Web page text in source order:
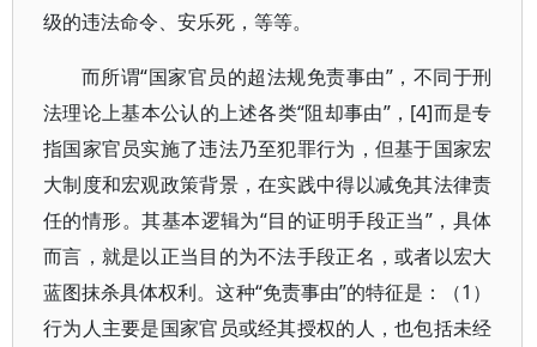
级的违法命令、安乐死，等等。
而所谓“国家官员的超法规免责事由”，不同于刑
法理论上基本公认的上述各类“阻却事由”，[4]而是专
指国家官员实施了违法乃至犯罪行为，但基于国家宏
大制度和宏观政策背景，在实践中得以减免其法律责
任的情形。其基本逻辑为“目的证明手段正当”，具体
而言，就是以正当目的为不法手段正名，或者以宏大
蓝图抹杀具体权利。这种“免责事由”的特征是：（1）
行为人主要是国家官员或经其授权的人，也包括未经